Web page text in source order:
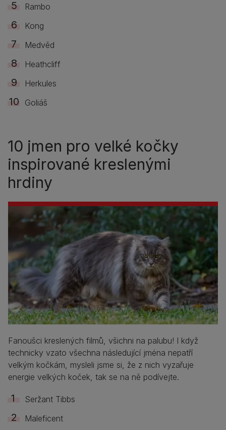
Rambo
Kong
Medvěd
Heathcliff
Herkules
Goliáš
10 jmen pro velké kočky
inspirované kreslenými
hrdiny
Fanoušci kreslených filmů, všichni na palubu! I když
technicky vzato všechna následující jména nepatří
velkým kočkám, mysleli jsme si, že z nich vyzařuje
energie velkých koček, tak se na ně podívejte.
Seržant Tibbs
Maleficent